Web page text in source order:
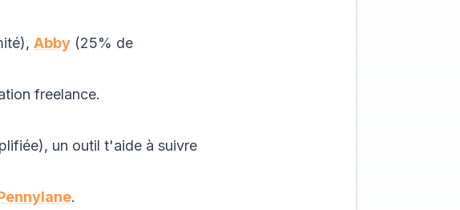
Abby (25% de
freelance.
un outil t'aide à suivre
.